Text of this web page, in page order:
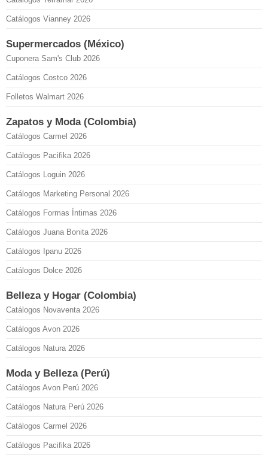
Catálogos Vianney 2026
Supermercados (México)
Cuponera Sam's Club 2026
Catálogos Costco 2026
Folletos Walmart 2026
Zapatos y Moda (Colombia)
Catálogos Carmel 2026
Catálogos Pacifika 2026
Catálogos Loguin 2026
Catálogos Marketing Personal 2026
Catálogos Formas Íntimas 2026
Catálogos Juana Bonita 2026
Catálogos Ipanu 2026
Catálogos Dolce 2026
Belleza y Hogar (Colombia)
Catálogos Novaventa 2026
Catálogos Avon 2026
Catálogos Natura 2026
Moda y Belleza (Perú)
Catálogos Avon Perú 2026
Catálogos Natura Perú 2026
Catálogos Carmel 2026
Catálogos Pacifika 2026